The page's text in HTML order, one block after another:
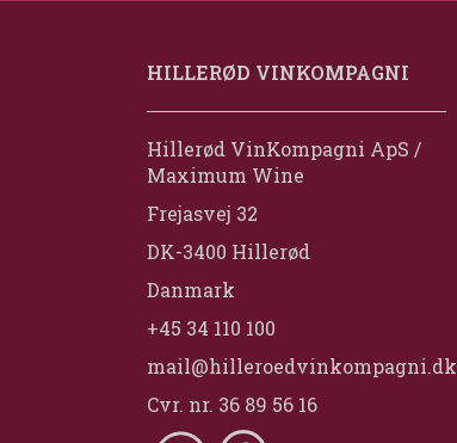
HILLERØD VINKOMPAGNI
Hillerød VinKompagni ApS /
Maximum Wine
Frejasvej 32
DK-3400 Hillerød
Danmark
+45 34 110 100
mail@hilleroedvinkompagni.dk
Cvr. nr. 36 89 56 16